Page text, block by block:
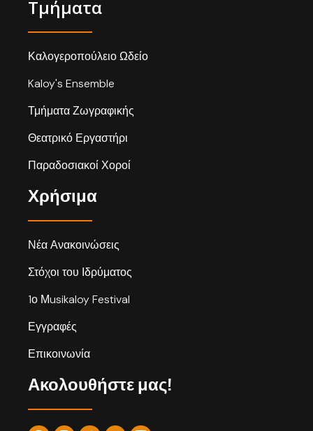
Τμήματα
Καλογεροπούλειο Ωδείο
Kaloy's Ensemble
Τμήματα Ζωγραφικής
Θεατρικό Εργαστήρι
Παραδοσιακοί Χοροί
Χρήσιμα
Νέα Ανακοινώσεις
Στόχοι του Ιδρύματος
1ο Μusikaloy Festival
Εγγραφές
Επικοινωνία
Ακολουθήστε μας!